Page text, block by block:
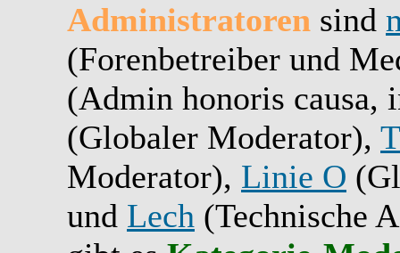
Administratoren sind
(Forenbetreiber und
(Admin honoris
(Globaler Moderator),
Moderator), Linie O
und Lech (Technische